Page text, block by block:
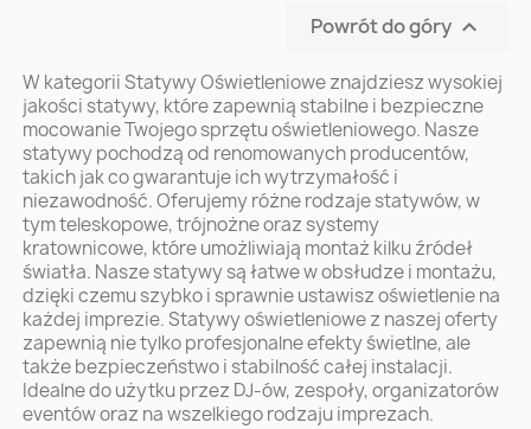
Powrót do góry 
W kategorii Statywy Oświetleniowe znajdziesz wysokiej
jakości statywy, które zapewnią stabilne i bezpieczne
mocowanie Twojego sprzętu oświetleniowego. Nasze
statywy pochodzą od renomowanych producentów,
takich jak co gwarantuje ich wytrzymałość i
niezawodność. Oferujemy różne rodzaje statywów, w
tym teleskopowe, trójnożne oraz systemy
kratownicowe, które umożliwiają montaż kilku źródeł
światła. Nasze statywy są łatwe w obsłudze i montażu,
dzięki czemu szybko i sprawnie ustawisz oświetlenie na
każdej imprezie. Statywy oświetleniowe z naszej oferty
zapewnią nie tylko profesjonalne efekty świetlne, ale
także bezpieczeństwo i stabilność całej instalacji.
Idealne do użytku przez DJ-ów, zespoły, organizatorów
eventów oraz na wszelkiego rodzaju imprezach.